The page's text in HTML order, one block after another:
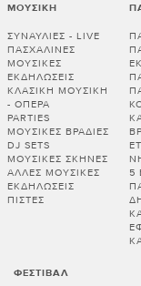
ΜΟΥΣΙΚΉ
ΣΥΝΑΥΛΊΕΣ - LIVE
ΠΑΣΧΑΛΙΝΈΣ
ΜΟΥΣΙΚΈΣ
ΕΚΔΗΛΏΣΕΙΣ
ΚΛΑΣΙΚΉ ΜΟΥΣΙΚΉ
- ΌΠΕΡΑ
PARTIES
ΜΟΥΣΙΚΈΣ ΒΡΑΔΙΈΣ
DJ SETS
ΜΟΥΣΙΚΈΣ ΣΚΗΝΈΣ
ΆΛΛΕΣ ΜΟΥΣΙΚΈΣ
ΕΚΔΗΛΏΣΕΙΣ
ΠΊΣΤΕΣ
5
ΦΕΣΤΙΒΆΛ